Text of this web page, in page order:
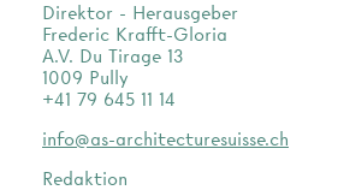
Direktor - Herausgeber
Frederic Krafft-Gloria
A.V. Du Tirage 13
1009 Pully
+41 79 645 11 14
info@as-architecturesuisse.ch
Redaktion